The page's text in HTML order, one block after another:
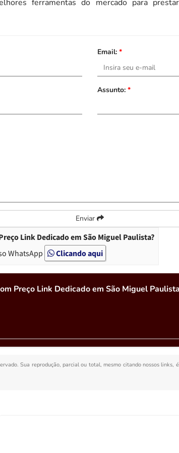
ferramentas do mercado para
Email: *
Assunto: *
Enviar
Link Dedicado em São Miguel Paulista?
WhatsApp Clicando aqui
Preço Link Dedicado em São Miguel Paulista
Sua reprodução, parcial ou total, mesmo citando nossos